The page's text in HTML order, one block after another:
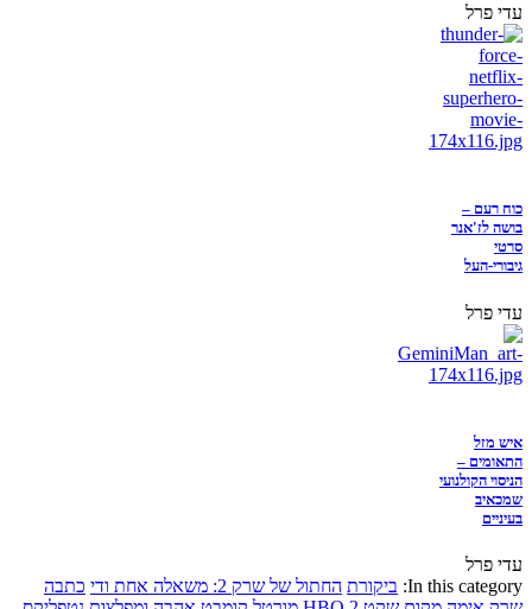
עדי פרל
כוח רעם –
בושה לז'אנר
סרטי
גיבורי-העל
עדי פרל
איש מזל
התאומים –
הניסוי הקולנועי
שמכאיב
בעיניים
עדי פרל
In this category: ביקורת החתול של שרק 2: משאלה אחת ודי
כתבה